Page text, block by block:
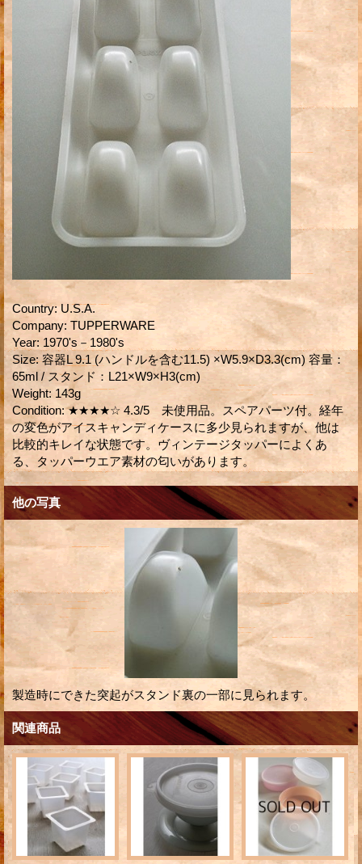
Country: U.S.A.
Company: TUPPERWARE
Year: 1970's－1980's
Size: 容器L 9.1 (ハンドルを含む11.5) ×W5.9×D3.3(cm) 容量：
65ml / スタンド：L21×W9×H3(cm)
Weight: 143g
Condition: ★★★★☆ 4.3/5 未使用品。スペアパーツ付。経年
の変色がアイスキャンディケースに多少見られますが、他は
比較的キレイな状態です。ヴィンテージタッパーによくあ
る、タッパーウエア素材の匂いがあります。
他の写真
製造時にできた突起がスタンド裏の一部に見られます。
関連商品